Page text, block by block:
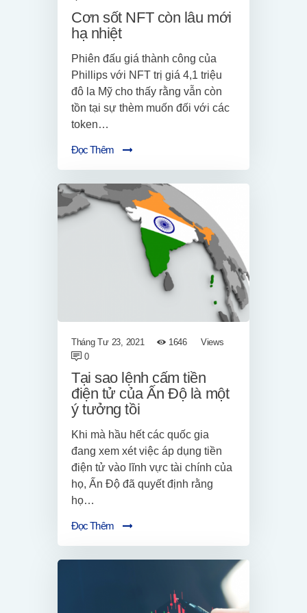
Cơn sốt NFT còn lâu mới
hạ nhiệt
Phiên đấu giá thành công của
Phillips với NFT trị giá 4,1 triệu
đô la Mỹ cho thấy rằng vẫn còn
tồn tại sự thèm muốn đối với các
token…
Đọc Thêm
Tháng Tư 23, 2021 1646
Views
0
Tại sao lệnh cấm tiền
điện tử của Ấn Độ là một
ý tưởng tồi
Khi mà hầu hết các quốc gia
đang xem xét việc áp dụng tiền
điện tử vào lĩnh vực tài chính của
họ, Ấn Độ đã quyết định rằng
họ…
Đọc Thêm